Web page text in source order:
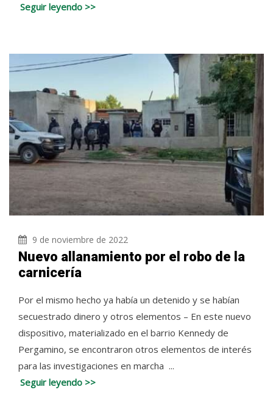
Seguir leyendo >>
9 de noviembre de 2022
Nuevo allanamiento por el robo de la
carnicería
Por el mismo hecho ya había un detenido y se habían
secuestrado dinero y otros elementos – En este nuevo
dispositivo, materializado en el barrio Kennedy de
Pergamino, se encontraron otros elementos de interés
para las investigaciones en marcha ...
Seguir leyendo >>